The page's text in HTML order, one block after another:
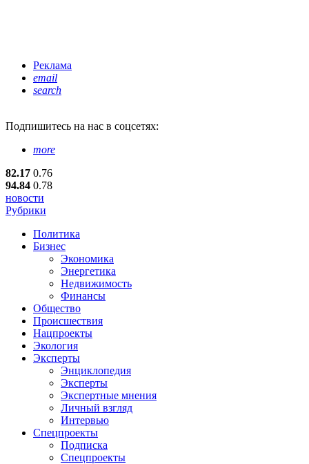
Реклама
email
search
Подпишитесь на нас в соцсетях:
more
82.17 0.76
94.84 0.78
новости
Рубрики
Политика
Бизнес
Экономика
Энергетика
Недвижимость
Финансы
Общество
Происшествия
Нацпроекты
Экология
Эксперты
Энциклопедия
Эксперты
Экспертные мнения
Личный взгляд
Интервью
Спецпроекты
Подписка
Спецпроекты